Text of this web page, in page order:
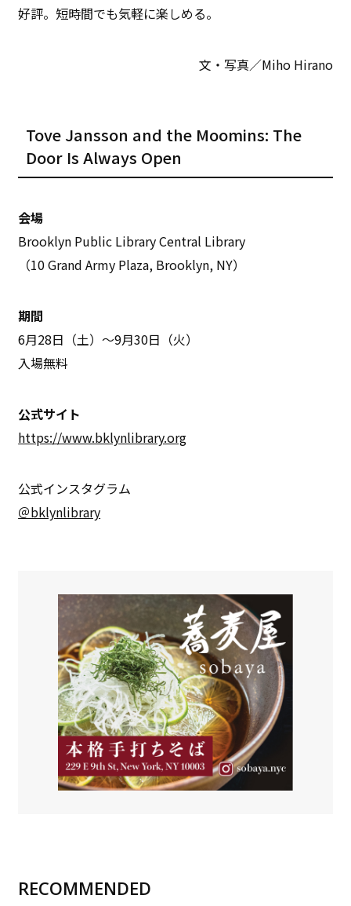
好評。短時間でも気軽に楽しめる。
文・写真／Miho Hirano
Tove Jansson and the Moomins: The
Door Is Always Open
会場
Brooklyn Public Library Central Library
（10 Grand Army Plaza, Brooklyn, NY）
期間
6月28日（土）〜9月30日（火）
入場無料
公式サイト
https://www.bklynlibrary.org
公式インスタグラム
＠bklynlibrary
RECOMMENDED